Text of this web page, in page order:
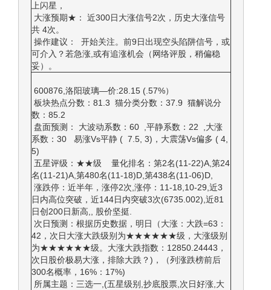
上闪星，
大涨预期★： 近300日大涨信号2次，历史大涨信号
共 4次。
操作建议： 开始关注。前9日出现空头陷阱信号，或
可介入？若急涨,或有追涨机会（网络评股，稍偏稳
妥）。
600876,洛阳玻璃—价:28.15 (.57%）
板块热点分数：81.3 猫分类分数：37.9 猫解说分
数：85.2
盘面预测： 大波动系数：60 ,平静系数：22 ,大涨
系数：30 易涨Vs平静 ( 7.5, 3)，大震荡Vs偏多 ( 4,
5)
五星评级：★★级 量化排名：第2名(11-22)A,第24
名(11-21)A,第480名(11-18)D,第438名(11-06)D,
涨跌停：近半年，涨停2次,涨停：11-18,10-29,近3
日内高位突破，近144日内突破3次(6735.002),近81
日创200日新高,, 股价坚挺.
次日预测：根据历史数据，明日（大涨：大跌=63：
42，次日大涨大跌级别为★★★★★★级，大涨级别
为★★★★★★级。大涨大跌指数：12850.24443，
次日股价极易大涨，排除大跌？)，（列涨跌榜前后
300名概率，16%：17%)
所属主题：三选一,(五星级别,抄底股票,次日好涨,大